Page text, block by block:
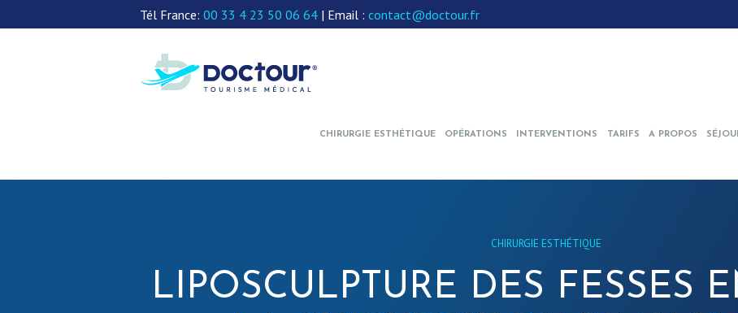
Tél France: 00 33 4 23 50 06 64 | Email : contact@doctour.fr
CHIRURGIE ESTHÉTIQUE OPÉRATIONS INTERVENTIONS TARIFS A PROPOS
CHIRURGIE ESTHÉTIQUE
LIPOSCULPTURE DES FESSES